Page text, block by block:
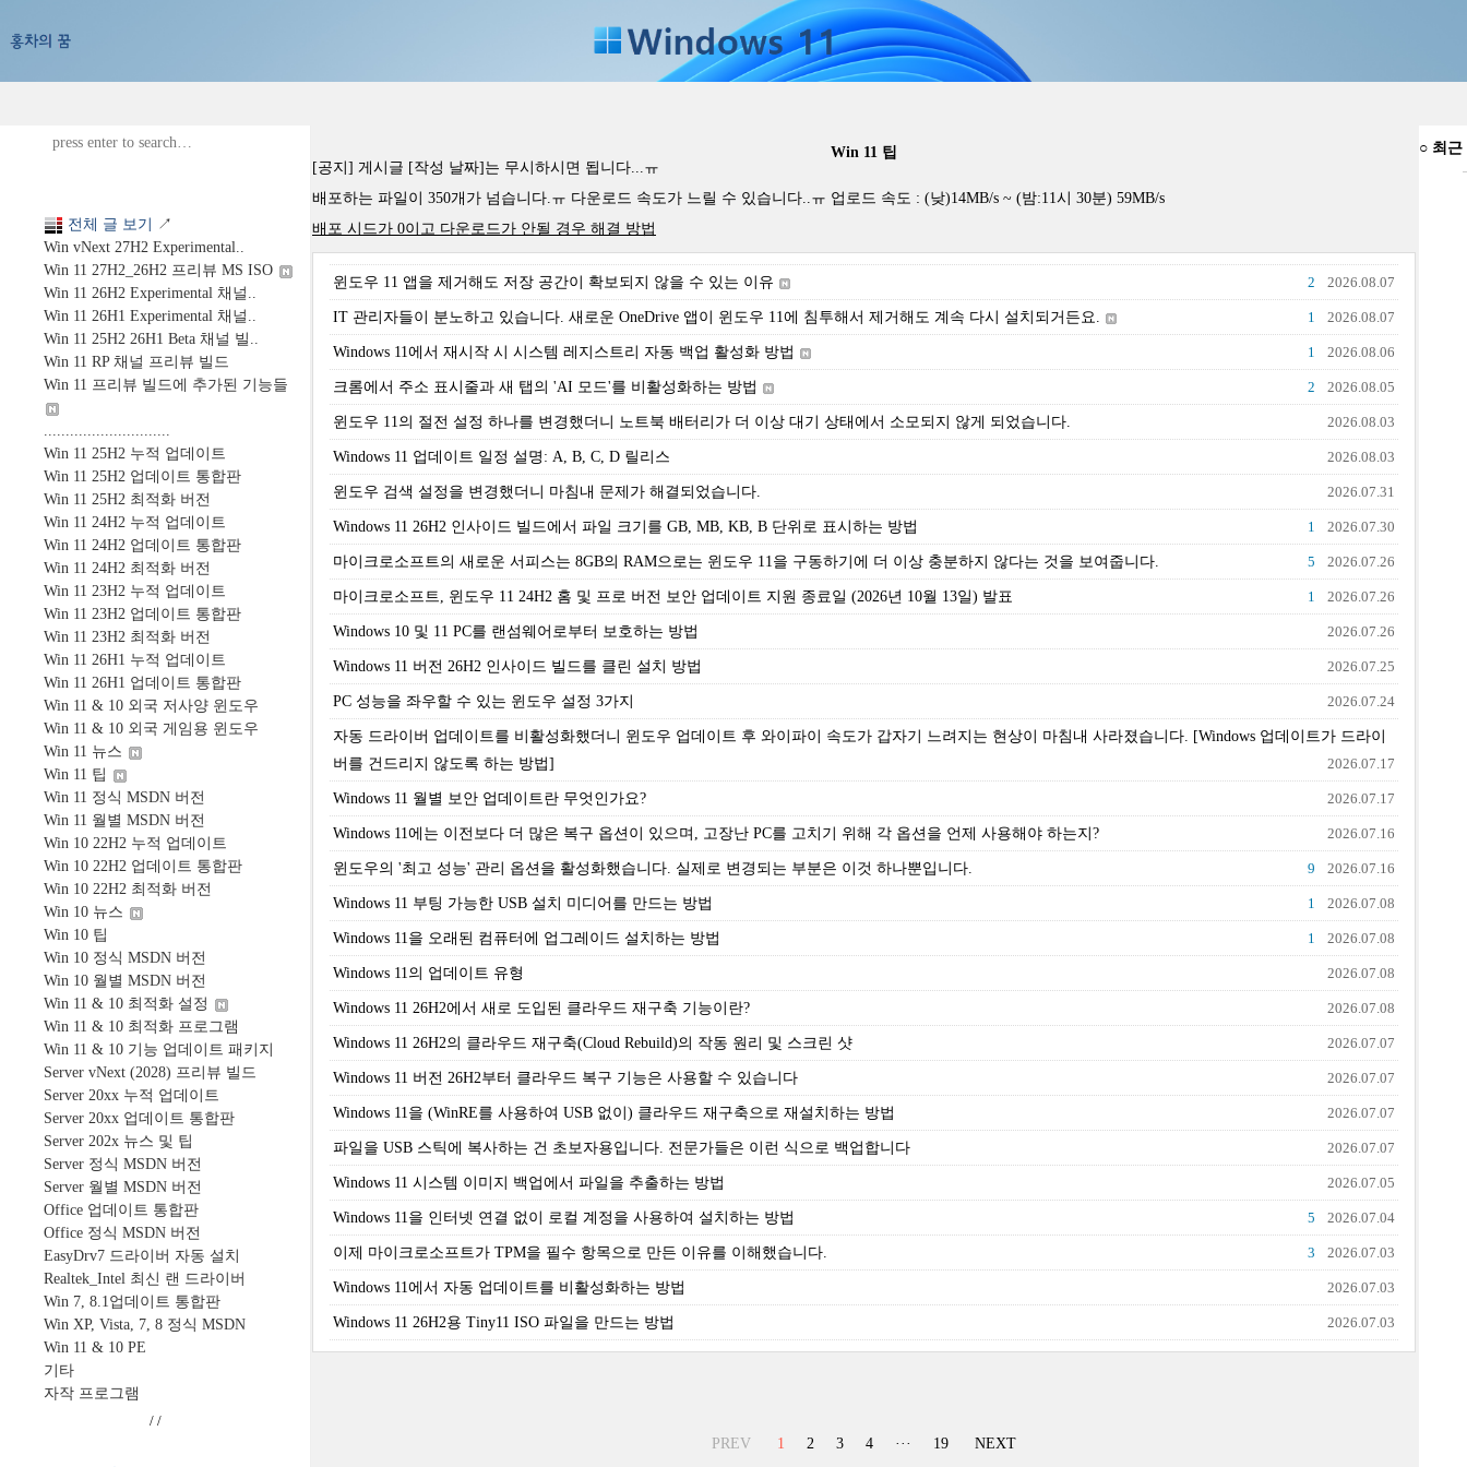
전체 글 보기
↗
Win vNext 27H2 Experimental..
Win 11 27H2_26H2 프리뷰 MS ISO
Win 11 26H2 Experimental 채널..
Win 11 26H1 Experimental 채널..
Win 11 25H2 26H1 Beta 채널 빌..
Win 11 RP 채널 프리뷰 빌드
Win 11 프리뷰 빌드에 추가된 기능들
.............................
Win 11 25H2 누적 업데이트
Win 11 25H2 업데이트 통합판
Win 11 25H2 최적화 버전
Win 11 24H2 누적 업데이트
Win 11 24H2 업데이트 통합판
Win 11 24H2 최적화 버전
Win 11 23H2 누적 업데이트
Win 11 23H2 업데이트 통합판
Win 11 23H2 최적화 버전
Win 11 26H1 누적 업데이트
Win 11 26H1 업데이트 통합판
Win 11 & 10 외국 저사양 윈도우
Win 11 & 10 외국 게임용 윈도우
Win 11 뉴스
Win 11 팁
Win 11 정식 MSDN 버전
Win 11 월별 MSDN 버전
Win 10 22H2 누적 업데이트
Win 10 22H2 업데이트 통합판
Win 10 22H2 최적화 버전
Win 10 뉴스
Win 10 팁
Win 10 정식 MSDN 버전
Win 10 월별 MSDN 버전
Win 11 & 10 최적화 설정
Win 11 & 10 최적화 프로그램
Win 11 & 10 기능 업데이트 패키지
Server vNext (2028) 프리뷰 빌드
Server 20xx 누적 업데이트
Server 20xx 업데이트 통합판
Server 202x 뉴스 및 팁
Server 정식 MSDN 버전
Server 월별 MSDN 버전
Office 업데이트 통합판
Office 정식 MSDN 버전
EasyDrv7 드라이버 자동 설치
Realtek_Intel 최신 랜 드라이버
Win 7, 8.1업데이트 통합판
Win XP, Vista, 7, 8 정식 MSDN
Win 11 & 10 PE
기타
자작 프로그램
/ /
Win 11 팁
[공지] 게시글 [작성 날짜]는 무시하시면 됩니다...ㅠ
배포하는 파일이 350개가 넘습니다.ㅠ 다운로드 속도가 느릴 수 있습니다..ㅠ 업로드 속도 : (낮)14MB/s ~ (밤:11시 30분) 59MB/s
배포 시드가 0이고 다운로드가 안될 경우 해결 방법
윈도우 11 앱을 제거해도 저장 공간이 확보되지 않을 수 있는 이유 2026.08.07
2
IT 관리자들이 분노하고 있습니다. 새로운 OneDrive 앱이 윈도우 11에 침투해서 제거해도 계속 다시 설치되거든요. 2026.08.07
1
Windows 11에서 재시작 시 시스템 레지스트리 자동 백업 활성화 방법 2026.08.06
1
크롬에서 주소 표시줄과 새 탭의 'AI 모드'를 비활성화하는 방법 2026.08.05
2
윈도우 11의 절전 설정 하나를 변경했더니 노트북 배터리가 더 이상 대기 상태에서 소모되지 않게 되었습니다. 2026.08.03
Windows 11 업데이트 일정 설명: A, B, C, D 릴리스 2026.08.03
윈도우 검색 설정을 변경했더니 마침내 문제가 해결되었습니다. 2026.07.31
Windows 11 26H2 인사이드 빌드에서 파일 크기를 GB, MB, KB, B 단위로 표시하는 방법 2026.07.30
1
마이크로소프트의 새로운 서피스는 8GB의 RAM으로는 윈도우 11을 구동하기에 더 이상 충분하지 않다는 것을 보여줍니다. 2026.07.26
5
마이크로소프트, 윈도우 11 24H2 홈 및 프로 버전 보안 업데이트 지원 종료일 (2026년 10월 13일) 발표 2026.07.26
1
Windows 10 및 11 PC를 랜섬웨어로부터 보호하는 방법 2026.07.26
Windows 11 버전 26H2 인사이드 빌드를 클린 설치 방법 2026.07.25
PC 성능을 좌우할 수 있는 윈도우 설정 3가지 2026.07.24
자동 드라이버 업데이트를 비활성화했더니 윈도우 업데이트 후 와이파이 속도가 갑자기 느려지는 현상이 마침내 사라졌습니다. [Windows 업데이트가 드라이
버를 건드리지 않도록 하는 방법]
2026.07.17
Windows 11 월별 보안 업데이트란 무엇인가요? 2026.07.17
Windows 11에는 이전보다 더 많은 복구 옵션이 있으며, 고장난 PC를 고치기 위해 각 옵션을 언제 사용해야 하는지? 2026.07.16
윈도우의 '최고 성능' 관리 옵션을 활성화했습니다. 실제로 변경되는 부분은 이것 하나뿐입니다. 2026.07.16
9
Windows 11 부팅 가능한 USB 설치 미디어를 만드는 방법 2026.07.08
1
Windows 11을 오래된 컴퓨터에 업그레이드 설치하는 방법 2026.07.08
1
Windows 11의 업데이트 유형 2026.07.08
Windows 11 26H2에서 새로 도입된 클라우드 재구축 기능이란? 2026.07.08
Windows 11 26H2의 클라우드 재구축(Cloud Rebuild)의 작동 원리 및 스크린 샷 2026.07.07
Windows 11 버전 26H2부터 클라우드 복구 기능은 사용할 수 있습니다 2026.07.07
Windows 11을 (WinRE를 사용하여 USB 없이) 클라우드 재구축으로 재설치하는 방법 2026.07.07
파일을 USB 스틱에 복사하는 건 초보자용입니다. 전문가들은 이런 식으로 백업합니다 2026.07.07
Windows 11 시스템 이미지 백업에서 파일을 추출하는 방법 2026.07.05
Windows 11을 인터넷 연결 없이 로컬 계정을 사용하여 설치하는 방법 2026.07.04
5
이제 마이크로소프트가 TPM을 필수 항목으로 만든 이유를 이해했습니다. 2026.07.03
3
Windows 11에서 자동 업데이트를 비활성화하는 방법 2026.07.03
Windows 11 26H2용 Tiny11 ISO 파일을 만드는 방법 2026.07.03
PREV 1 2 3 4 ··· 19 NEXT
○ 최근